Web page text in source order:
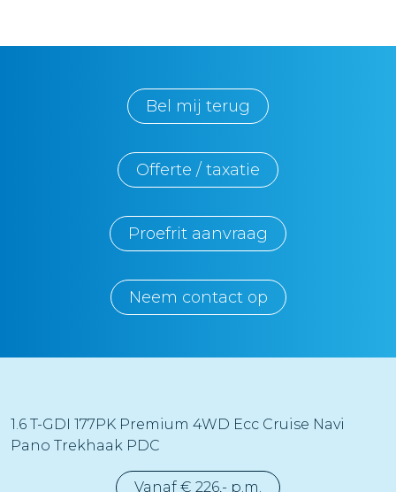
Bel mij terug
Offerte / taxatie
Proefrit aanvraag
Neem contact op
1.6 T-GDI 177PK Premium 4WD Ecc Cruise Navi
Pano Trekhaak PDC
Vanaf € 226,- p.m.